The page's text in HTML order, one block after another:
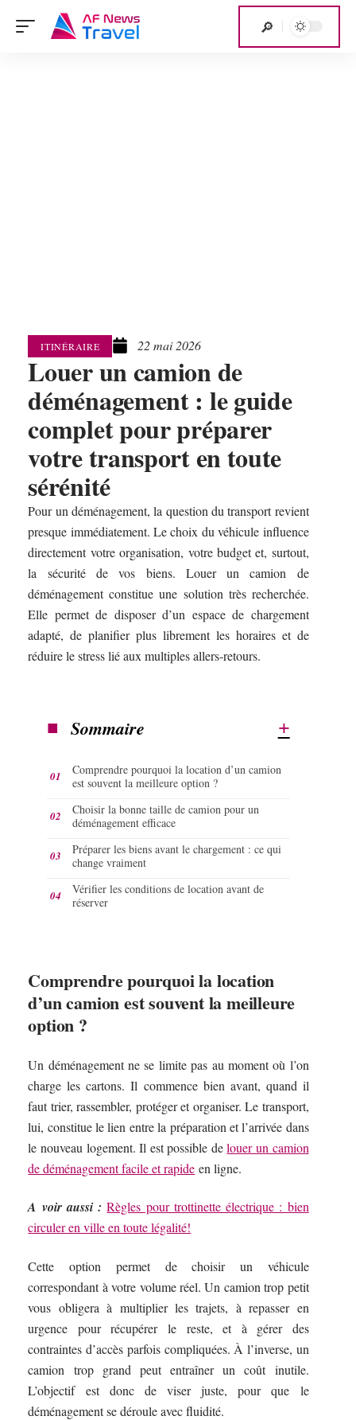
ITINÉRAIRE 22 mai 2026
Louer un camion de
déménagement : le guide
complet pour préparer
votre transport en toute
sérénité
Pour un déménagement, la question du transport revient
presque immédiatement. Le choix du véhicule influence
directement votre organisation, votre budget et, surtout,
la sécurité de vos biens. Louer un camion de
déménagement constitue une solution très recherchée.
Elle permet de disposer d’un espace de chargement
adapté, de planifier plus librement les horaires et de
réduire le stress lié aux multiples allers-retours.
Sommaire
Comprendre pourquoi la location d’un camion
est souvent la meilleure option ?
Choisir la bonne taille de camion pour un
déménagement efficace
Préparer les biens avant le chargement : ce qui
change vraiment
Vérifier les conditions de location avant de
réserver
Comprendre pourquoi la location
d’un camion est souvent la meilleure
option ?
Un déménagement ne se limite pas au moment où l’on
charge les cartons. Il commence bien avant, quand il
faut trier, rassembler, protéger et organiser. Le transport,
lui, constitue le lien entre la préparation et l’arrivée dans
le nouveau logement. Il est possible delouer un camion
de déménagement facile et rapide en ligne.
A voir aussi : Règles pour trottinette électrique : bien
circuler en ville en toute légalité!
Cette option permet de choisir un véhicule
correspondant à votre volume réel. Un camion trop petit
vous obligera à multiplier les trajets, à repasser en
urgence pour récupérer le reste, et à gérer des
contraintes d’accès parfois compliquées. À l’inverse, un
camion trop grand peut entraîner un coût inutile.
L’objectif est donc de viser juste, pour que le
déménagement se déroule avec fluidité.